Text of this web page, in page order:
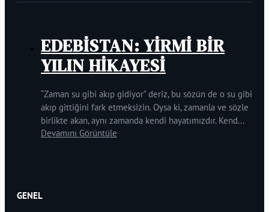
EDEBİSTAN: YİRMİ BİR
YILIN HİKAYESİ
“Zaman su gibi akıp gidiyor” deriz, bu sözün de o su gibi
akıp gittiğini fark etmeksizin. Oysa ki, zamanla ve sözle
birlikte akan, aynı zamanda kendi hayatımızdır. Kend...
Devamını Görüntüle
GENEL